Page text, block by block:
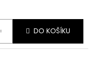
DO KOŠÍKU